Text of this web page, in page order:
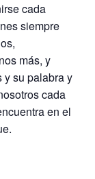
cada
siempre
más, y
y su palabra y
cada
en el